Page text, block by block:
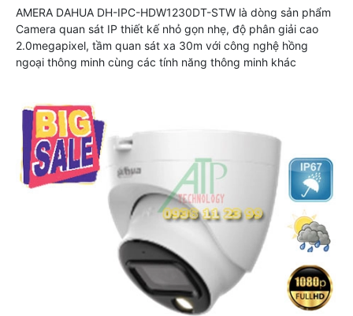
AMERA DAHUA DH-IPC-HDW1230DT-STW là dòng sản phẩm
Camera quan sát IP thiết kế nhỏ gọn nhẹ, độ phân giải cao
2.0megapixel, tầm quan sát xa 30m với công nghệ hồng
ngoại thông minh cùng các tính năng thông minh khác